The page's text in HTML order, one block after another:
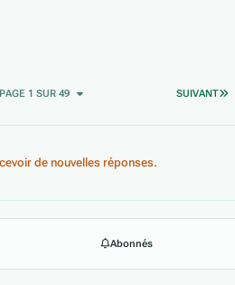
SUIVANT
PAGE 1 SUR 49
de nouvelles réponses.
Abonnés